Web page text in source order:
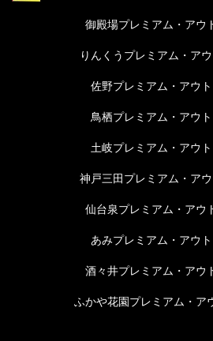
御殿場プレミアム・アウ
りんくうプレミアム・ア
佐野プレミアム・アウト
鳥栖プレミアム・アウ
土岐プレミアム・アウ
神戸三田プレミアム・ア
仙台泉プレミアム・アウ
あみプレミアム・アウ
酒々井プレミアム・アウ
ふかや花園プレミアム・ア